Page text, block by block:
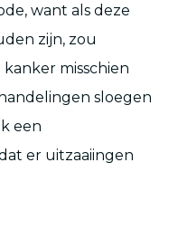
want als deze
zijn, zou
misschien
sloegen
een
er uitzaaiingen